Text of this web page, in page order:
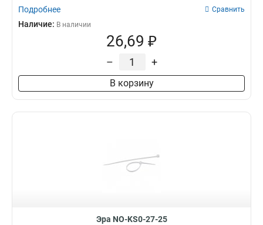
Подробнее Сравнить
Наличие: В наличии
26,69 ₽
– +
В корзину
Эра NO-KS0-27-25